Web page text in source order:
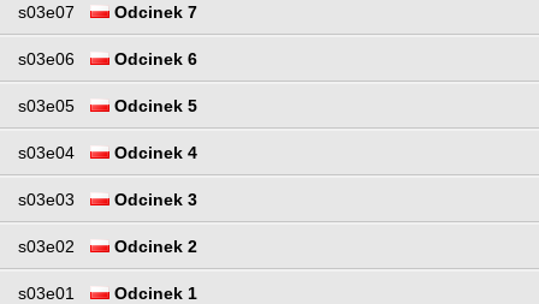
s03e07 Odcinek 7
s03e06 Odcinek 6
s03e05 Odcinek 5
s03e04 Odcinek 4
s03e03 Odcinek 3
s03e02 Odcinek 2
s03e01 Odcinek 1